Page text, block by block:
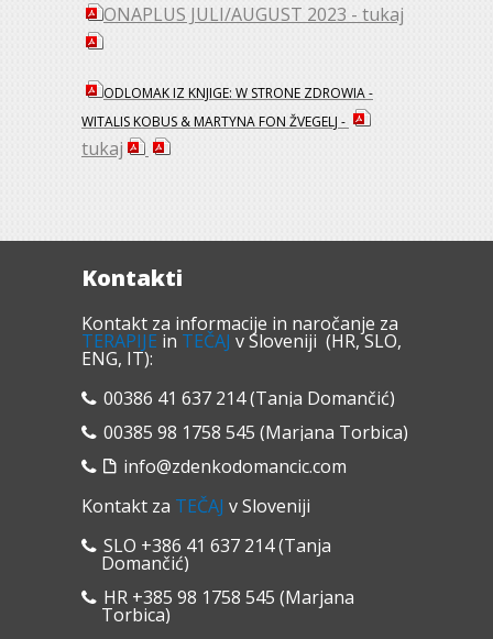
ONAPLUS JULI/AUGUST 2023 - tukaj
ODLOMAK IZ KNJIGE: W STRONE ZDROWIA -
WITALIS KOBUS & MARTYNA FON ŽVEGELJ -
tukaj
Kontakti
Kontakt za informacije in naročanje za
TERAPIJE in TEČAJ v Sloveniji (HR, SLO,
ENG, IT):
00386 41 637 214 (Tanja Domančić)
00385 98 1758 545 (Marjana Torbica)
info@zdenkodomancic.com
Kontakt za TEČAJ v Sloveniji
SLO +386 41 637 214 (Tanja
Domančić)
HR +385 98 1758 545 (Marjana
Torbica)